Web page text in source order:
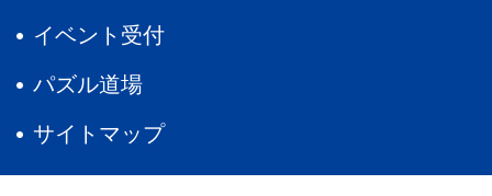
イベント受付
パズル道場
サイトマップ